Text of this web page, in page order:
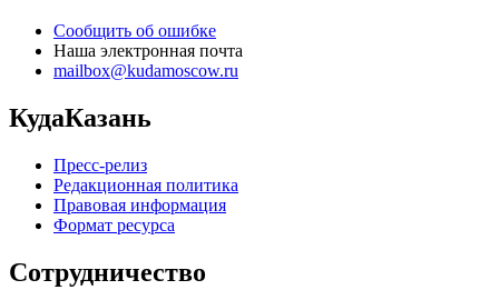
Сообщить об ошибке
Наша электронная почта
mailbox@kudamoscow.ru
КудаКазань
Пресс-релиз
Редакционная политика
Правовая информация
Формат ресурса
Сотрудничество